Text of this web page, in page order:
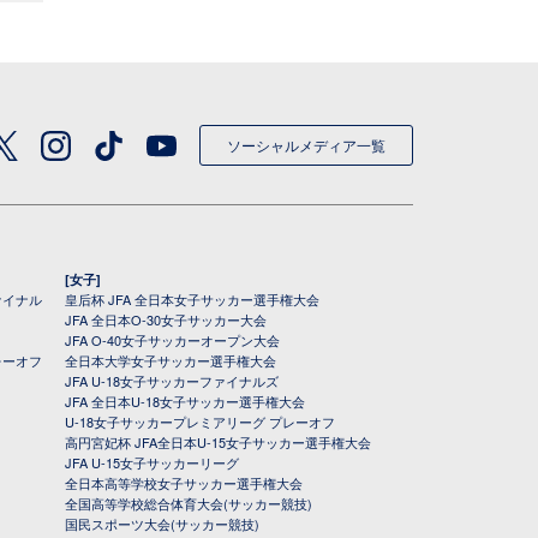
ソーシャルメディア一覧
ナル
オフ
[女子]
皇后杯 JFA 全日本女子サッカー選手権大会
JFA 全日本O-30女子サッカー大会
JFA O-40女子サッカーオープン大会
全日本大学女子サッカー選手権大会
JFA U-18女子サッカーファイナルズ
JFA 全日本U-18女子サッカー選手権大会
U-18女子サッカープレミアリーグ プレーオフ
高円宮妃杯 JFA全日本U-15女子サッカー選手権大会
JFA U-15女子サッカーリーグ
全日本高等学校女子サッカー選手権大会
全国高等学校総合体育大会(サッカー競技)
国民スポーツ大会(サッカー競技)